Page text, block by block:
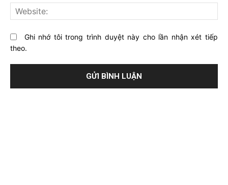
này?
Ghi nhớ tôi trong trình duyệt này cho lần nhận xét tiếp
theo.